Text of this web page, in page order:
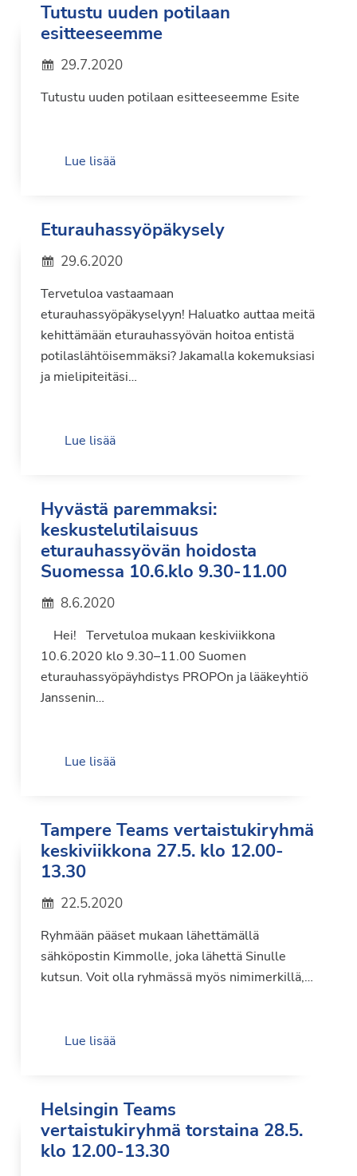
Tutustu uuden potilaan
esitteeseemme
29.7.2020
Tutustu uuden potilaan esitteeseemme Esite
Lue lisää
Eturauhassyöpäkysely
29.6.2020
Tervetuloa vastaamaan
eturauhassyöpäkyselyyn! Haluatko auttaa meitä
kehittämään eturauhassyövän hoitoa entistä
potilaslähtöisemmäksi? Jakamalla kokemuksiasi
ja mielipiteitäsi…
Lue lisää
Hyvästä paremmaksi:
keskustelutilaisuus
eturauhassyövän hoidosta
Suomessa 10.6.klo 9.30-11.00
8.6.2020
Hei! Tervetuloa mukaan keskiviikkona
10.6.2020 klo 9.30–11.00 Suomen
eturauhassyöpäyhdistys PROPOn ja lääkeyhtiö
Janssenin…
Lue lisää
Tampere Teams vertaistukiryhmä
keskiviikkona 27.5. klo 12.00-
13.30
22.5.2020
Ryhmään pääset mukaan lähettämällä
sähköpostin Kimmolle, joka lähettä Sinulle
kutsun. Voit olla ryhmässä myös nimimerkillä,…
Lue lisää
Helsingin Teams
vertaistukiryhmä torstaina 28.5.
klo 12.00-13.30